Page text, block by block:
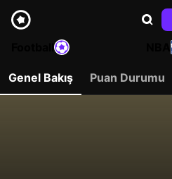
NBA
Genel Bakış Puan Durumu